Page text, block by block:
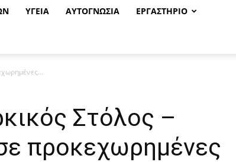
ΥΓΕΙΑ ΑΥΤΟΓΝΩΣΙΑ ΕΡΓΑΣΤΗΡΙΟ
Στόλος –
προκεχωρημένες